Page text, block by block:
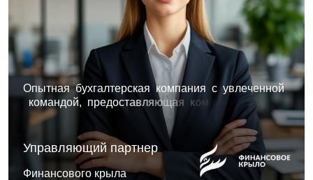
Опытная бухгалтерская компания с увлеченной
командой, предоставляющая ком пл ек ны
ешен
Управляющий партнер
Финансового крыла